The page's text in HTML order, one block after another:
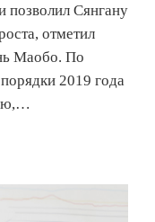
позволил Сянгану
отметил
Маобо. По
2019 года